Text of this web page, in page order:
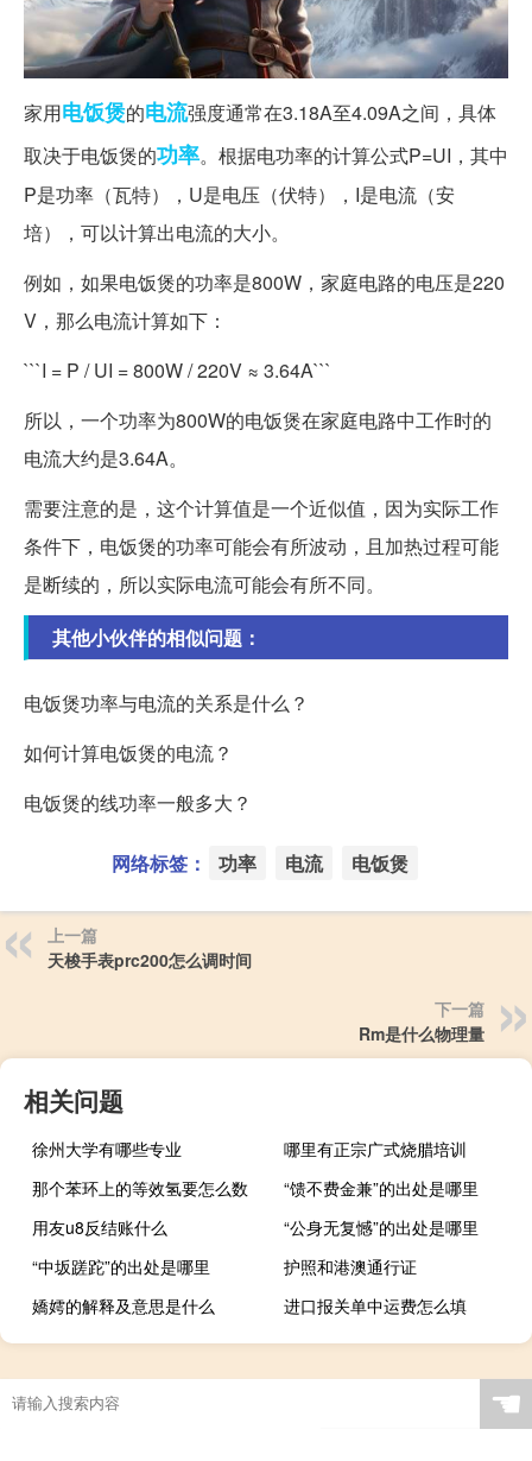
家用电饭煲的电流强度通常在3.18A至4.09A之间，具体
取决于电饭煲的功率。根据电功率的计算公式P=UI，其中
P是功率（瓦特），U是电压（伏特），I是电流（安
培），可以计算出电流的大小。
例如，如果电饭煲的功率是800W，家庭电路的电压是220
V，那么电流计算如下：
```I = P / UI = 800W / 220V ≈ 3.64A```
所以，一个功率为800W的电饭煲在家庭电路中工作时的
电流大约是3.64A。
需要注意的是，这个计算值是一个近似值，因为实际工作
条件下，电饭煲的功率可能会有所波动，且加热过程可能
是断续的，所以实际电流可能会有所不同。
其他小伙伴的相似问题：
电饭煲功率与电流的关系是什么？
如何计算电饭煲的电流？
电饭煲的线功率一般多大？
网络标签： 功率 电流 电饭煲
上一篇
天梭手表prc200怎么调时间
下一篇
Rm是什么物理量
相关问题
徐州大学有哪些专业
哪里有正宗广式烧腊培训
那个苯环上的等效氢要怎么数
“馈不费金兼”的出处是哪里
用友u8反结账什么
“公身无复憾”的出处是哪里
“中坂蹉跎”的出处是哪里
护照和港澳通行证
嬌嫮的解释及意思是什么
进口报关单中运费怎么填
☚